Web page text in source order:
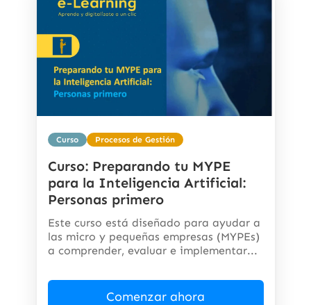
Curso Procesos de Gestión
Curso: Preparando tu MYPE
para la Inteligencia Artificial:
Personas primero
Este curso está diseñado para ayudar a
las micro y pequeñas empresas (MYPEs)
a comprender, evaluar e implementar...
Comenzar ahora